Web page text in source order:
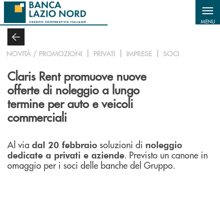
Salta al contenuto principale
MENU
NOVITÀ / PROMOZIONI PRIVATI IMPRESE SOCI
Claris Rent promuove nuove
offerte di noleggio a lungo
termine per auto e veicoli
commerciali
Al via dal 20 febbraio soluzioni di noleggio
dedicate a privati e aziende. Previsto un canone in
omaggio per i soci delle banche del Gruppo.